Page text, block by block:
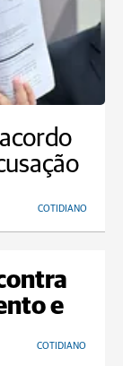
COTIDIANO
e
COTIDIANO